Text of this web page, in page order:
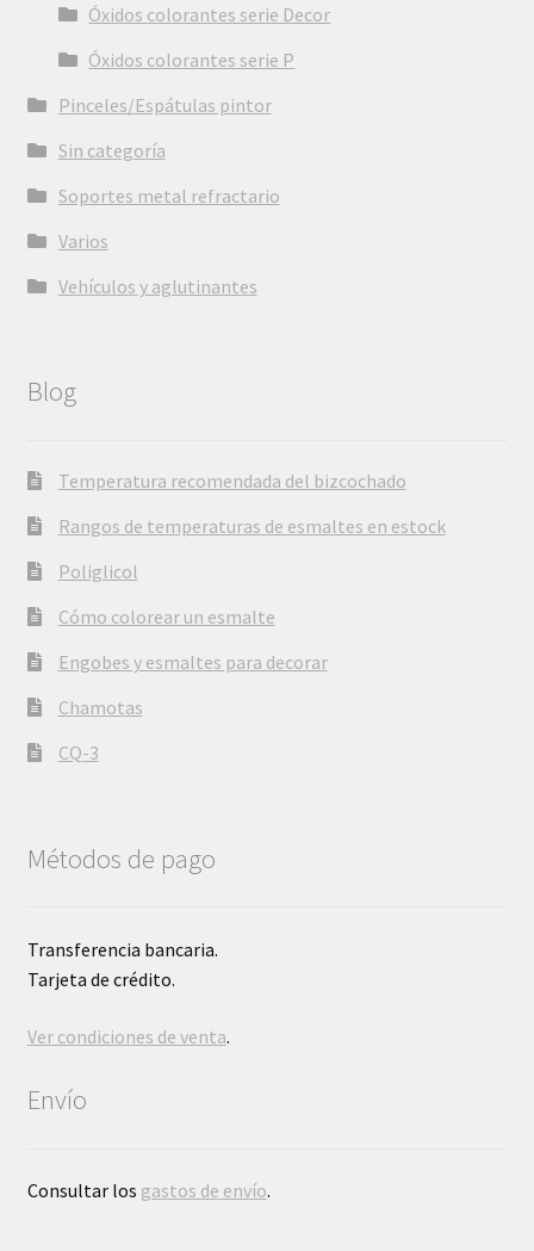
Óxidos colorantes serie Decor
Óxidos colorantes serie P
Pinceles/Espátulas pintor
Sin categoría
Soportes metal refractario
Varios
Vehículos y aglutinantes
Blog
Temperatura recomendada del bizcochado
Rangos de temperaturas de esmaltes en estock
Poliglicol
Cómo colorear un esmalte
Engobes y esmaltes para decorar
Chamotas
CQ-3
Métodos de pago
Transferencia bancaria.
Tarjeta de crédito.
Ver condiciones de venta.
Envío
Consultar los gastos de envío.